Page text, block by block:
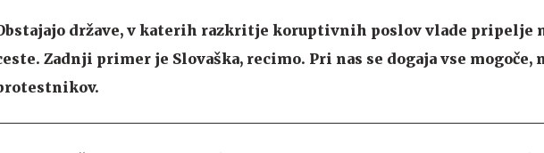
države, v katerih razkritje koruptivnih poslov vlade pripelje
Zadnji primer je Slovaška, recimo. Pri nas se dogaja vse mogoče,